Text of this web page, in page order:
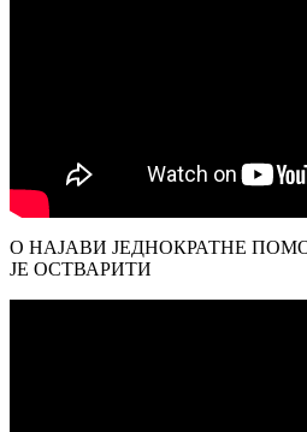
О НАЈАВИ ЈЕДНОКРАТНЕ
ЈЕ ОСТВАРИТИ